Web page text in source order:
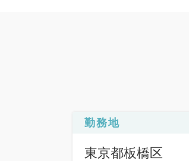
勤務地
東京都板橋区